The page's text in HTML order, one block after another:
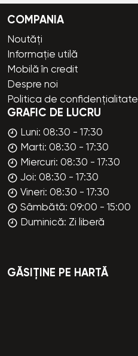
COMPANIA
Noutăți
Informație utilă
Mobilă în credit
Despre noi
Politica de confidențialitate
GRAFIC DE LUCRU
Luni: 08:30 - 17:30
Marti: 08:30 - 17:30
Miercuri: 08:30 - 17:30
Joi: 08:30 - 17:30
Vineri: 08:30 - 17:30
Sâmbătă: 09:00 - 15:00
Duminică: Zi liberă
GĂSIȚINE PE HARTĂ